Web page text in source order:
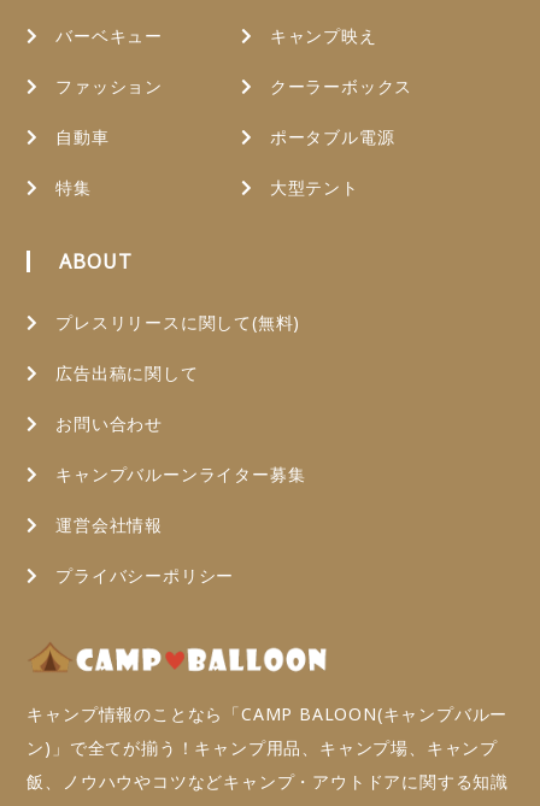
バーベキュー
ファッション
自動車
特集
キャンプ映え
クーラーボックス
ポータブル電源
大型テント
ABOUT
プレスリリースに関して(無料)
広告出稿に関して
お問い合わせ
キャンプバルーンライター募集
運営会社情報
プライバシーポリシー
キャンプ情報のことなら「CAMP BALOON(キャンプバルー
ン)」で全てが揃う！キャンプ用品、キャンプ場、キャンプ
飯、ノウハウやコツなどキャンプ・アウトドアに関する知識